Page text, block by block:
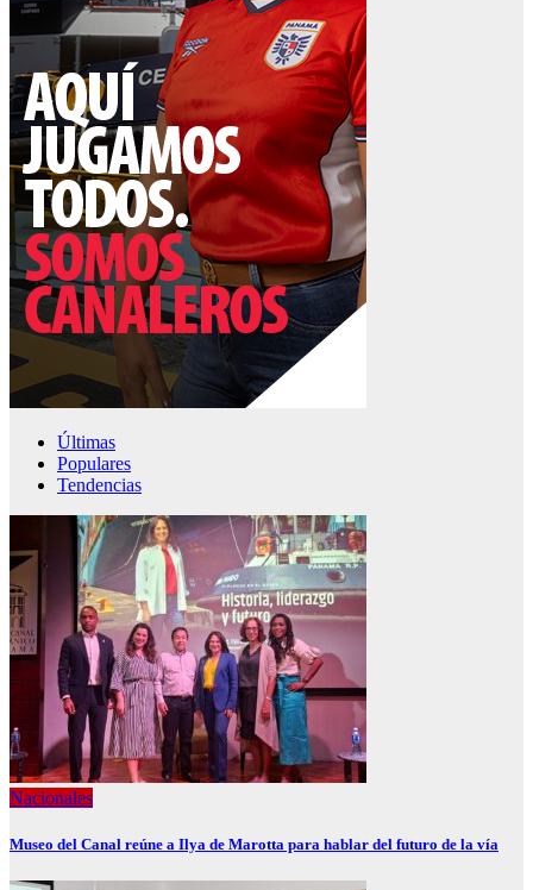
Últimas
Populares
Tendencias
Nacionales
Museo del Canal reúne a Ilya de Marotta para hablar del futuro de la vía